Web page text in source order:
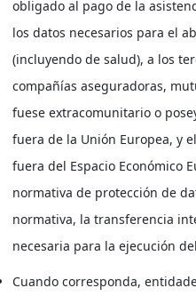
obligado al pago de la
los datos necesarios para el
(incluyendo de salud), a los
compañías aseguradoras,
fuese extracomunitario o
fuera de la Unión Europea, y
fuera del Espacio Económico
normativa de protección de
normativa, la transferencia
necesaria para la ejecución
Cuando corresponda,